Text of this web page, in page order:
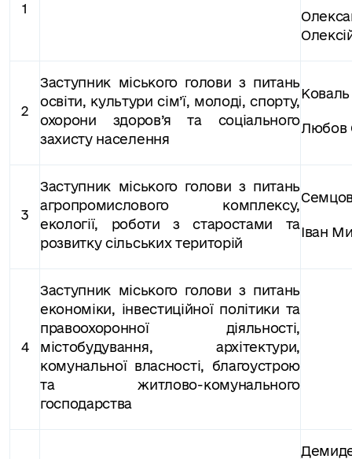
1
2
Заступник міського голови з питань
освіти, культури сім’ї, молоді, спорту,
охорони здоров’я та соціального
захисту населення
Коваль
Любов
3
Заступник міського голови з питань
агропромислового комплексу,
екології, роботи з старостами та
розвитку сільських територій
Іван
4
Заступник міського голови з питань
економіки, інвестиційної політики та
правоохоронної діяльності,
містобудування, архітектури,
комунальної власності, благоустрою
та житлово-комунального
господарства